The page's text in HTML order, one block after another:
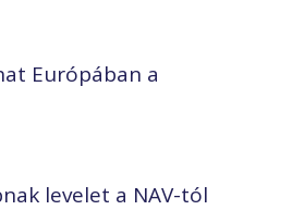
Európában a
levelet a NAV-tól